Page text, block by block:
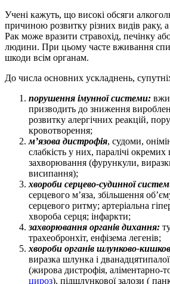
Учені кажуть, що високі обсяги
причиною розвитку різних видів раку, а
Рак може вразити стравохід, печінку
людини. При цьому часте вживання
шкоди всім органам.
До числа основних ускладнень,
порушення імунної системи:
призводить до зниження
розвитку алергічних реакцій,
кровотворення;
м’язова дистрофія, судоми,
слабкість у них, паралічі окремих
захворювання (фурункули,
висипання);
хвороби серцево-судинної
серцевого м’яза, збільшення
серцевого ритму; артеріальна
хвороба серця; інфаркти;
захворювання органів дихання:
трахеобронхіт, енфізема легенів;
хвороби органів шлунково-
виразка шлунка і
(жирова дистрофія, аліментарно-
цироз), підшлункової залози (